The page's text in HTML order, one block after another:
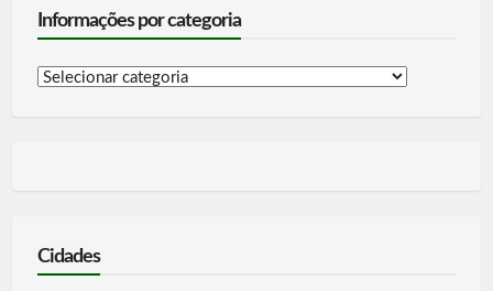
Informações por categoria
Informações
Cidades